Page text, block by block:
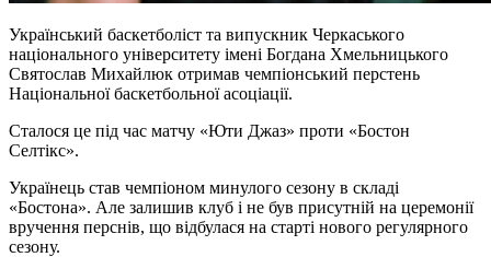
Український баскетболіст та випускник Черкаського
національного університету імені Богдана Хмельницького
Святослав Михайлюк отримав чемпіонський перстень
Національної баскетбольної асоціації.
Сталося це під час матчу «Юти Джаз» проти «Бостон
Селтікс».
Українець став чемпіоном минулого сезону в складі
«Бостона». Але залишив клуб і не був присутній на церемонії
вручення перснів, що відбулася на старті нового регулярного
сезону.